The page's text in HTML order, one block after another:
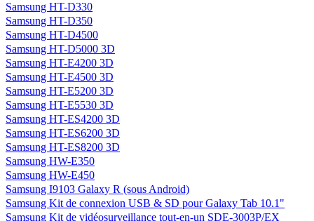
Samsung HT-D330
Samsung HT-D350
Samsung HT-D4500
Samsung HT-D5000 3D
Samsung HT-E4200 3D
Samsung HT-E4500 3D
Samsung HT-E5200 3D
Samsung HT-E5530 3D
Samsung HT-ES4200 3D
Samsung HT-ES6200 3D
Samsung HT-ES8200 3D
Samsung HW-E350
Samsung HW-E450
Samsung I9103 Galaxy R (sous Android)
Samsung Kit de connexion USB & SD pour Galaxy Tab 10.1"
Samsung Kit de vidéosurveillance tout-en-un SDE-3003P/EX